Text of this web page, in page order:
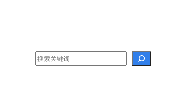
Search